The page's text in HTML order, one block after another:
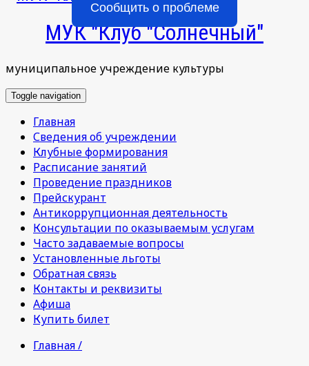
Сообщить о проблеме
МУК "Клуб "Солнечный"
муниципальное учреждение культуры
Toggle navigation
Главная
Сведения об учреждении
Клубные формирования
Расписание занятий
Проведение праздников
Прейскурант
Антикоррупционная деятельность
Консультации по оказываемым услугам
Часто задаваемые вопросы
Установленные льготы
Обратная связь
Контакты и реквизиты
Афиша
Купить билет
Главная /